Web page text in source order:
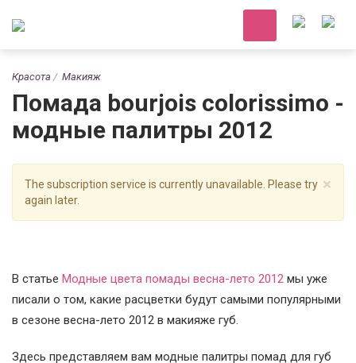
Красота Макияж
Помада bourjois colorissimo -
модные палитры 2012
×
The subscription service is currently unavailable. Please try
again later.
В статье Модные цвета помады весна-лето 2012 мы уже
писали о том, какие расцветки будут самыми популярными
в сезоне весна-лето 2012 в макияже губ.
Здесь представляем вам модные палитры помад для губ